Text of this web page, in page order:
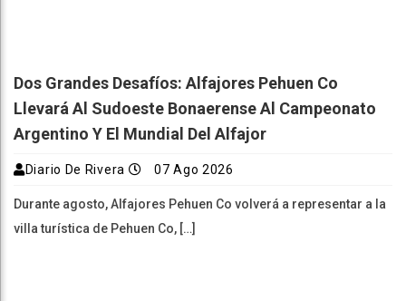
Dos Grandes Desafíos: Alfajores Pehuen Co
Llevará Al Sudoeste Bonaerense Al Campeonato
Argentino Y El Mundial Del Alfajor
Diario De Rivera 07 Ago 2026
Durante agosto, Alfajores Pehuen Co volverá a representar a la
villa turística de Pehuen Co, […]